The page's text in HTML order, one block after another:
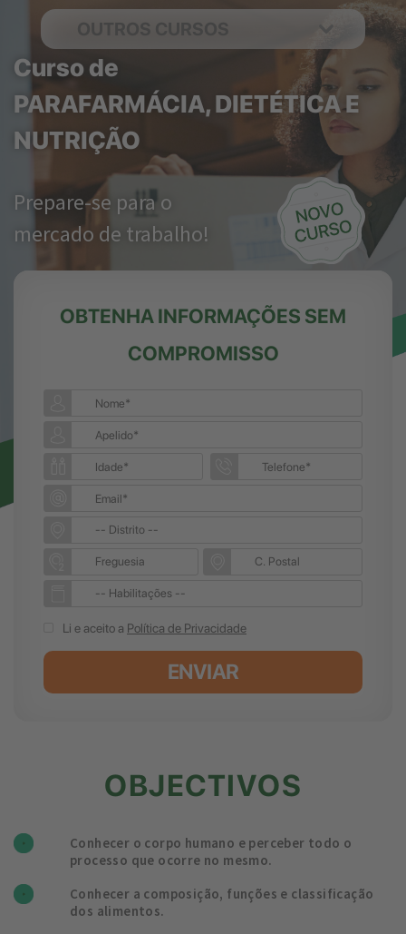
Curso de
PARAFARMÁCIA, DIETÉTICA E
NUTRIÇÃO
Prepare-se para o
mercado de trabalho!
OUTROS CURSOS
OBTENHA INFORMAÇÕES SEM
COMPROMISSO
Li e aceito a Política de Privacidade
ENVIAR
OBJECTIVOS
Conhecer o corpo humano e perceber todo o
processo que ocorre no mesmo.
Conhecer a composição, funções e classificação
dos alimentos.